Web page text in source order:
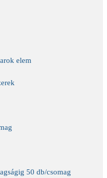
elem
50 db/csomag